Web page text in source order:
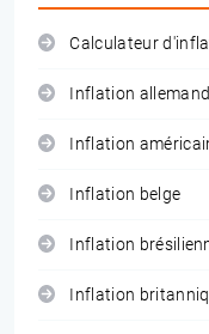
Calculateur
Inflation
Inflation
Inflation belge
Inflation
Inflation